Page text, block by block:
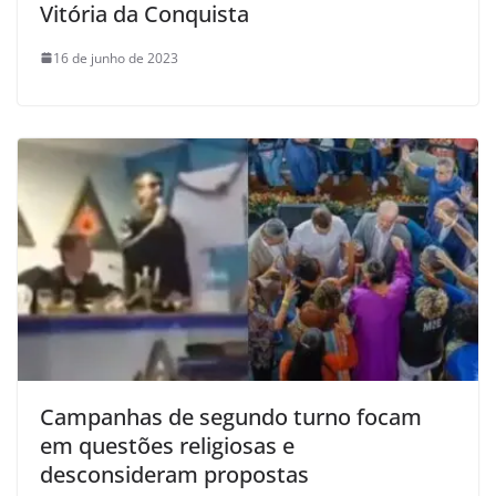
Vitória da Conquista
16 de junho de 2023
Campanhas de segundo turno focam
em questões religiosas e
desconsideram propostas